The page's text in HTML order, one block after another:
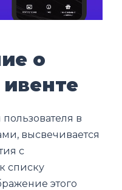
о
в
высвечивается
с
списку
этого